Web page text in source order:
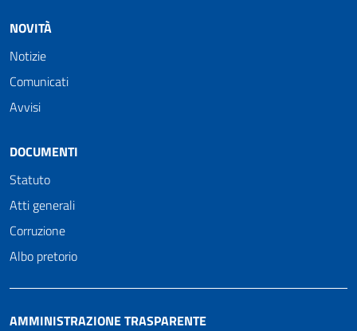
NOVITÀ
Notizie
Comunicati
Avvisi
DOCUMENTI
Statuto
Atti generali
Corruzione
Albo pretorio
AMMINISTRAZIONE TRASPARENTE